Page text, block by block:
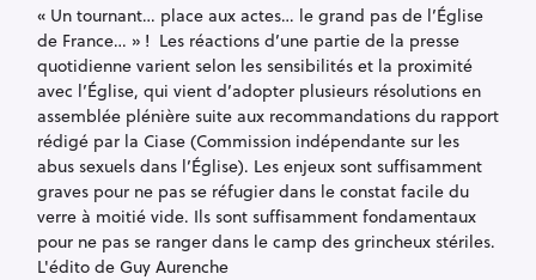
O
R
I
E
S
« Un tournant… place aux actes… le grand pas de l’Église
de France… » ! Les réactions d’une partie de la presse
quotidienne varient selon les sensibilités et la proximité
avec l’Église, qui vient d’adopter plusieurs résolutions en
assemblée plénière suite aux recommandations du rapport
rédigé par la Ciase (Commission indépendante sur les
abus sexuels dans l’Église). Les enjeux sont suffisamment
graves pour ne pas se réfugier dans le constat facile du
verre à moitié vide. Ils sont suffisamment fondamentaux
pour ne pas se ranger dans le camp des grincheux stériles.
L'édito de Guy Aurenche